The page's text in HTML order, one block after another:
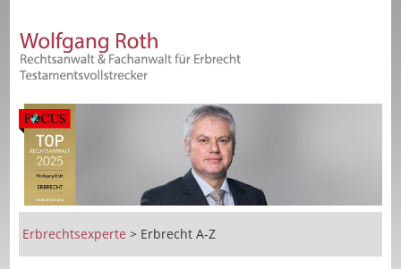
Erbrechtsexperte > Erbrecht A-Z